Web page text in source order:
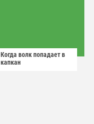
Когда волк попадает в
капкан